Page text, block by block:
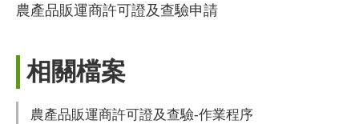
農產品販運商許可證及查驗申請
相關檔案
農產品販運商許可證及查驗-作業程序